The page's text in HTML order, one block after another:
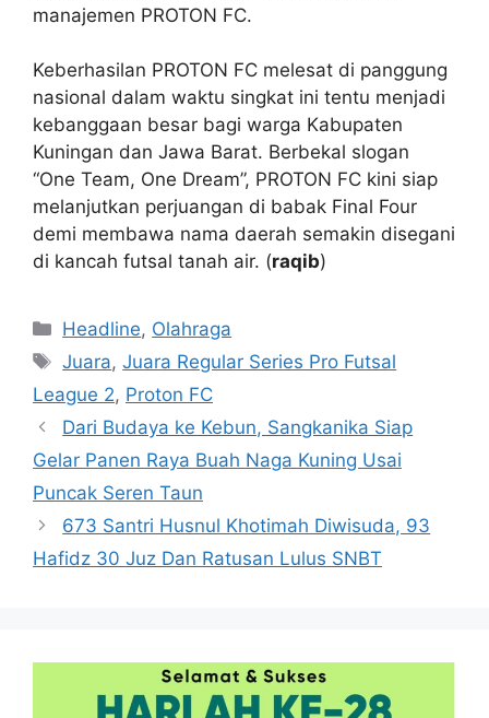
manajemen PROTON FC.
Keberhasilan PROTON FC melesat di panggung
nasional dalam waktu singkat ini tentu menjadi
kebanggaan besar bagi warga Kabupaten
Kuningan dan Jawa Barat. Berbekal slogan
“One Team, One Dream”, PROTON FC kini siap
melanjutkan perjuangan di babak Final Four
demi membawa nama daerah semakin disegani
di kancah futsal tanah air. (raqib)
Kategori
Headline, Olahraga
Tag
Juara,Juara Regular Series Pro Futsal
League 2, Proton FC
Dari Budaya ke Kebun, Sangkanika Siap
Gelar Panen Raya Buah Naga Kuning Usai
Puncak Seren Taun
673 Santri Husnul Khotimah Diwisuda, 93
Hafidz 30 Juz Dan Ratusan Lulus SNBT